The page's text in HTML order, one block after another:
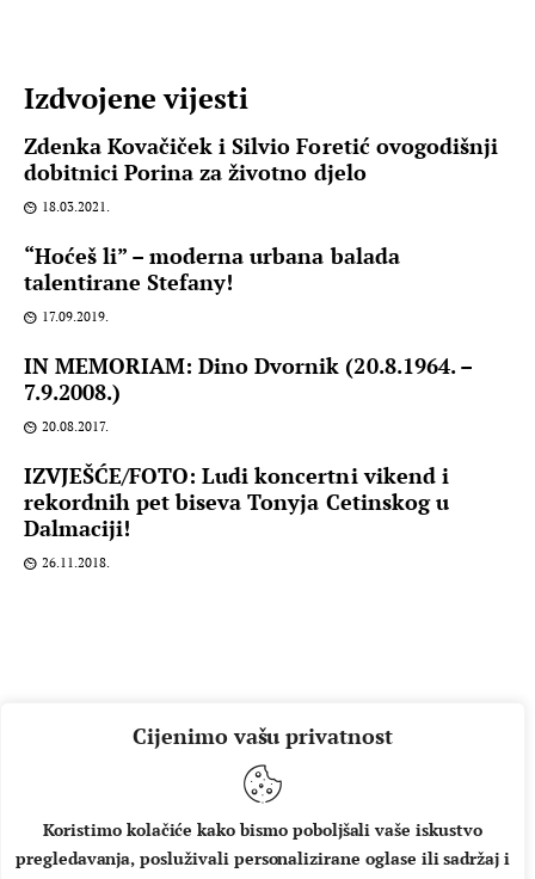
Cijenimo vašu privatnost
Koristimo kolačiće kako bismo poboljšali vaše iskustvo
pregledavanja, posluživali personalizirane oglase ili sadržaj i
Izdvojene vijesti
Zdenka Kovačiček i Silvio Foretić ovogodišnji
dobitnici Porina za životno djelo
18.03.2021.
“Hoćeš li” – moderna urbana balada
talentirane Stefany!
17.09.2019.
IN MEMORIAM: Dino Dvornik (20.8.1964. –
7.9.2008.)
20.08.2017.
IZVJEŠĆE/FOTO: Ludi koncertni vikend i
rekordnih pet biseva Tonyja Cetinskog u
Dalmaciji!
26.11.2018.
O NAMA IMPRESSUM UVJETI KORIŠTENJA